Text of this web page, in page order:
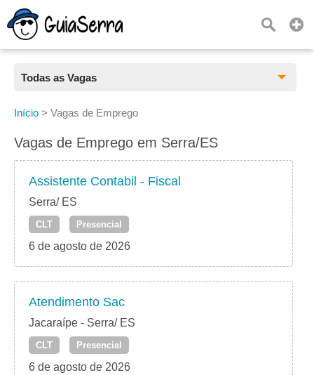
Todas as Vagas
Todas as Vagas
CLT
Freelancer
PJ
Início > Vagas de Emprego
Vagas de Emprego em Serra/ES
Assistente Contabil - Fiscal
Serra/ ES
CLT Presencial
6 de agosto de 2026
Atendimento Sac
Jacaraípe - Serra/ ES
CLT Presencial
6 de agosto de 2026